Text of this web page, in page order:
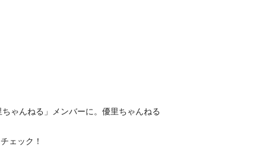
ゃんねる」メンバーに。優里ちゃんねる
ェック！